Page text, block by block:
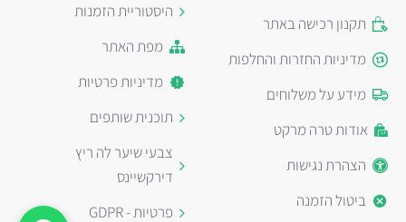
תקנון רכישה באתר
מדיניות החזרות והחלפות
מידע על משלוחים
אודות טרה מרקט
הצהרת נגישות
ביטול הזמנה
היסטוריית הזמנות
מפת האתר
מדיניות פרטיות
תוכנית שותפים
צבעי שיער לה ריץ
דירקשיינס
פרטיות - GDPR